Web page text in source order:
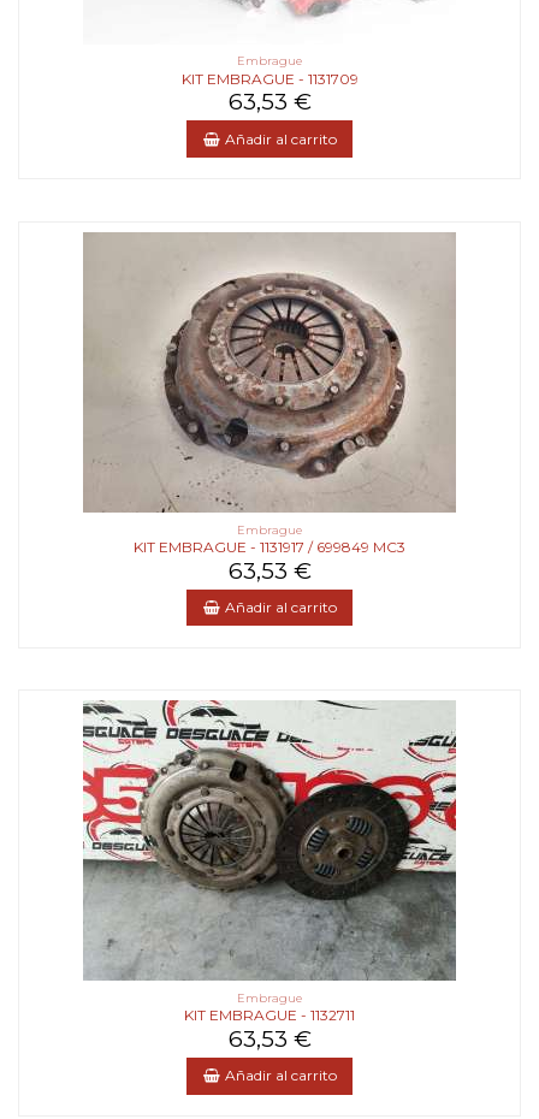
Embrague
KIT EMBRAGUE - 1131709
63,53 €
Añadir al carrito
Embrague
KIT EMBRAGUE - 1131917 / 699849 MC3
63,53 €
Añadir al carrito
Embrague
KIT EMBRAGUE - 1132711
63,53 €
Añadir al carrito